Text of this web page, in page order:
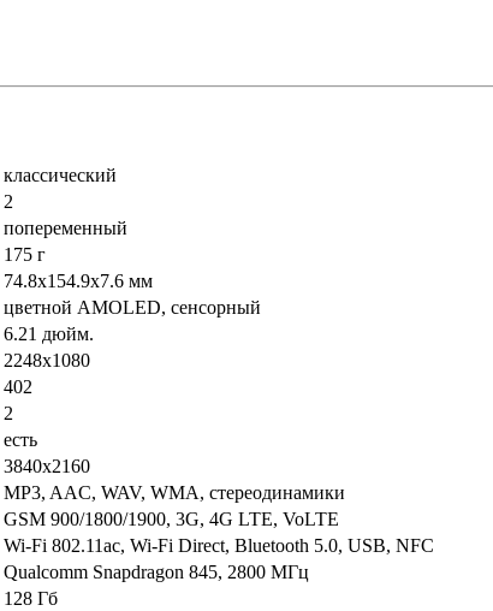
классический
2
попеременный
175 г
74.8x154.9x7.6 мм
цветной AMOLED, сенсорный
6.21 дюйм.
2248x1080
402
2
есть
3840x2160
MP3, AAC, WAV, WMA, стереодинамики
GSM 900/1800/1900, 3G, 4G LTE, VoLTE
Wi-Fi 802.11ac, Wi-Fi Direct, Bluetooth 5.0, USB, NFC
Qualcomm Snapdragon 845, 2800 МГц
128 Гб